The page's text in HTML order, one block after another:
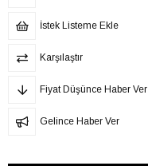
İstek Listeme Ekle
Karşılaştır
Fiyat Düşünce Haber Ver
Gelince Haber Ver